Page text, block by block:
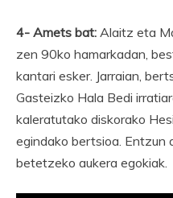
4- Amets bat: Alaitz eta
zen 90ko hamarkadan,
kantari esker. Jarraian,
Gasteizko Hala Bedi
kaleratutako diskorako
egindako bertsioa. Entzun
betetzeko aukera egokiak.